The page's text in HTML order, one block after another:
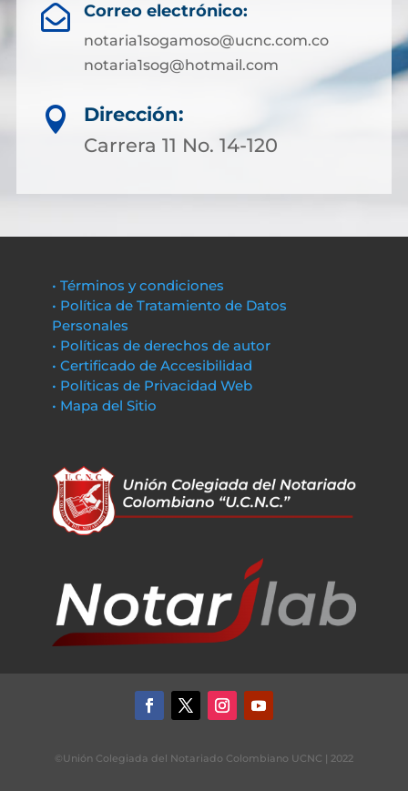
 Correo electrónico:
notaria1sogamoso@ucnc.com.co
notaria1sog@hotmail.com

Dirección:
Carrera 11 No. 14-120
• Términos y condiciones
• Política de Tratamiento de Datos
Personales
• Políticas de derechos de autor
• Certificado de Accesibilidad
• Políticas de Privacidad Web
• Mapa del Sitio
©Unión Colegiada del Notariado Colombiano UCNC | 2022